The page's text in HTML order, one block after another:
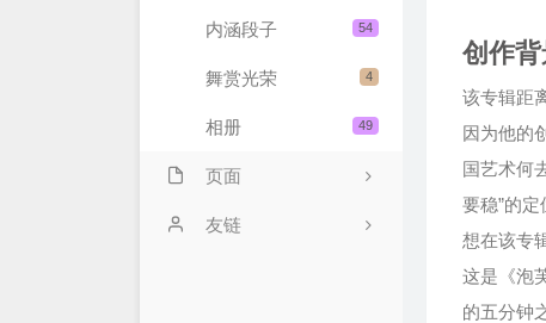
54
内涵段子
4
舞赏光荣
49
相册
页面
豆瓣清单
友链
创作
该专辑距
因为他的
国艺术何
要稳”的
想在该专
这是《泡
的五分钟